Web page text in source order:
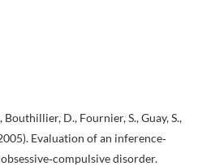
Bouthillier, D., Fournier, S., Guay, S.,
Evaluation of an inference‐
disorder.